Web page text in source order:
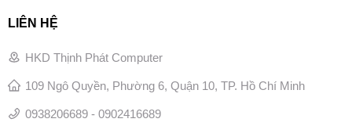
LIÊN HỆ
HKD Thịnh Phát Computer
109 Ngô Quyền, Phường 6, Quận 10, TP. Hồ Chí Minh
0938206689 - 0902416689